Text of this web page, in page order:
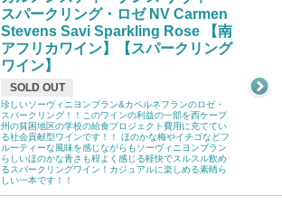
スパークリング・ロゼ NV Carmen
Stevens Savi Sparkling Rose 【南
アフリカワイン】【スパークリング
ワイン】
SOLD OUT
珍しいソーヴィニヨンブラン&カベルネフランのロゼ・
スパークリング！！このワインの利益の一部を西ケープ
州の貧困地区の学校の給食プロジェクト費用に充ててい
る社会貢献型ワインです！！ ほのかな梅やイチゴなどフ
ルーティーな風味を感じながらもソーヴィニヨンブラン
らしいほのかな青さも程よく感じる軽快でスルスル飲め
るスパークリングワイン！カジュアルに楽しめる素晴ら
しい一本です！！